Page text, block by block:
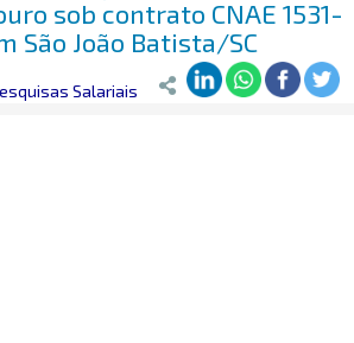
sob contrato CNAE 1531-
São João Batista/SC
Salarial>São João Batista/SC>
Salariais